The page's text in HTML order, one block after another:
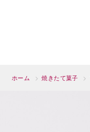
ホーム > 焼きたて菓子 >